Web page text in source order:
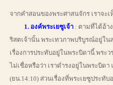
จากคำสอนของพระศาสนจักร เราจะ
1. องค์พระเยซูเจ้า : ตามที่ได้อ้า
ริสตเจ้านั้น พระเทวภาพบริบูรณ์อยู่ใ
เรื่องการประทับอยู่ในพระบิดานี้ พระ
ไม่เชื่อหรือว่า เราดำรงอยู่ในพระบิดา
(ยน.14:10) ส่วนเรื่องที่พระเยซูประทั